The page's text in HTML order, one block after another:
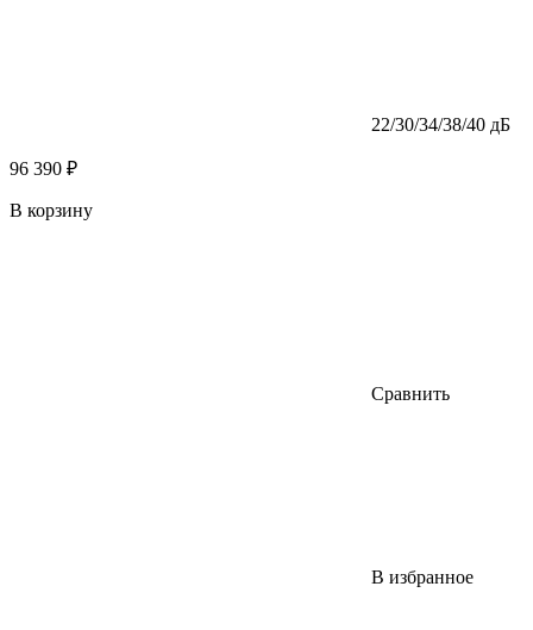
22/30/34/38/40 дБ
96 390 ₽
В корзину
Сравнить
В избранное